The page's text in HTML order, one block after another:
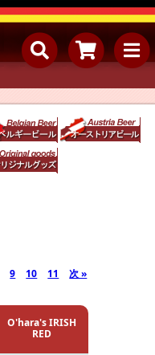
9 10 11 次 »
O'hara's IRISH
RED